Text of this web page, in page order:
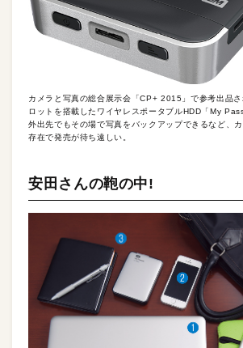
カメラと写真の総合展示会「CP+ 2015」で参考出品
ロットを搭載したワイヤレスポータブルHDD「My
外出先でもその場で写真をバックアップできるなど、
存在で発売が待ち遠しい。
安田さんの鞄の中!